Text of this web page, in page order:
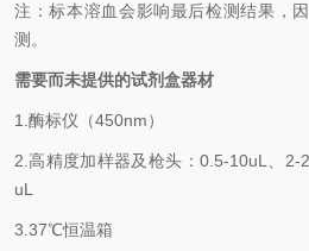
注：标本溶血会影响最后检测结果，
测。
需要而未提供的试剂盒器材
1.酶标仪（450nm）
2.高精度加样器及枪头： 0.5-10uL 2-
uL
3. 37℃恒温箱